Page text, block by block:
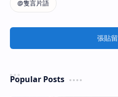
張貼
Popular Posts